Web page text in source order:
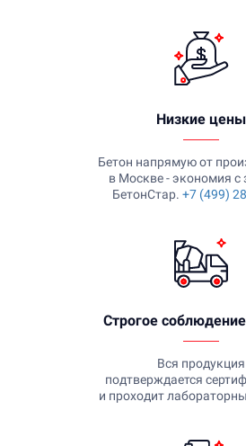
Низкие цены
Бетон напрямую от
в Москве - экономия с
БетонСтар. +7 (499)
Строгое
Вся продукция
подтверждается
и проходит